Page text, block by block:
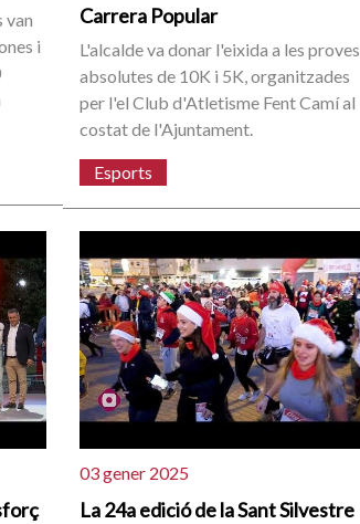
van
i
Carrera Popular
L'alcalde va donar l'eixida a les proves
absolutes de 10K i 5K, organitzades
per l'el Club d'Atletisme Fent Camí al
costat de l'Ajuntament.
Esports
03 gener 2025
La 24a edició de la Sant Silvestre